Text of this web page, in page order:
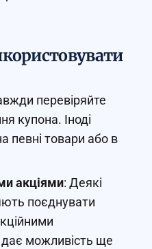
перевіряйте
купона. Іноді
певні товари або в
акціями: Деякі
поєднувати
можливість ще